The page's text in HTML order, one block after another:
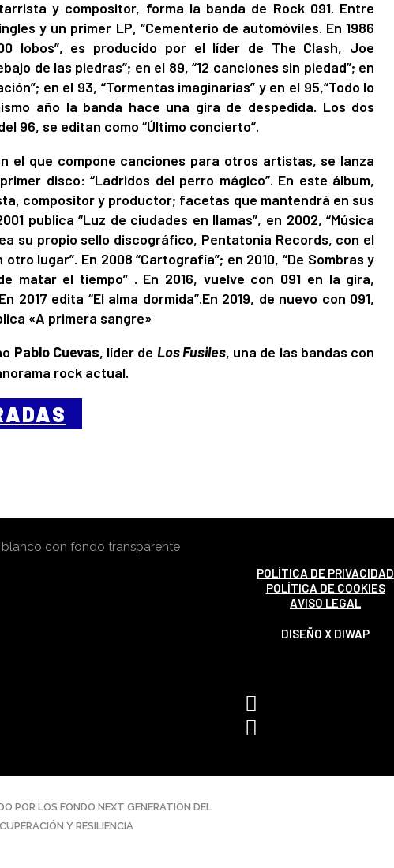
y compositor, forma la banda de Rock 091. Entre
y un primer LP, “Cementerio de automóviles. En 1986
lobos”, es producido por el líder de The Clash, Joe
de las piedras”; en el 89, “12 canciones sin piedad”; en
en el 93, “Tormentas imaginarias” y en el 95,“Todo lo
año la banda hace una gira de despedida. Los dos
96, se editan como “Último concierto”.
el que compone canciones para otros artistas, se lanza
disco: “Ladridos del perro mágico”. En este álbum,
compositor y productor; facetas que mantendrá en sus
publica “Luz de ciudades en llamas”, en 2002, “Música
su propio sello discográfico, Pentatonia Records, con el
lugar”. En 2008 “Cartografía”; en 2010, “De Sombras y
matar el tiempo” . En 2016, vuelve con 091 en la gira,
2017 edita “El alma dormida”.En 2019, de nuevo con 091,
«A primera sangre»
Pablo Cuevas, líder de Los Fusiles, una de las bandas con
rock actual.
POLÍTICA DE PRIVACIDAD
POLÍTICA DE COOKIES
AVISO LEGAL
DISEÑO X DIWAP
POR LOS FONDO NEXT GENERATION DEL
Y RESILIENCIA